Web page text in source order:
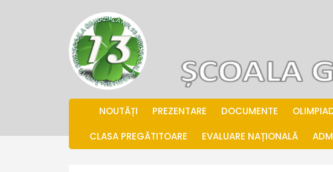
. NOUTĂȚI PREZENTARE DOCUMENTE
CLASA PREGĂTITOARE
EVALUARE NAȚIONALĂ